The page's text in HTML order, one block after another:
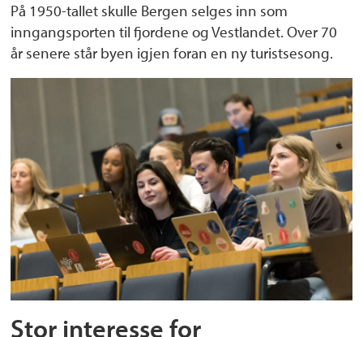
På 1950-tallet skulle Bergen selges inn som
inngangsporten til fjordene og Vestlandet. Over 70
år senere står byen igjen foran en ny turistsesong.
Stor interesse for